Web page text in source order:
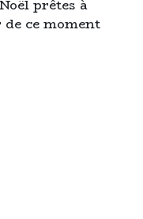
prêtes à
ce moment